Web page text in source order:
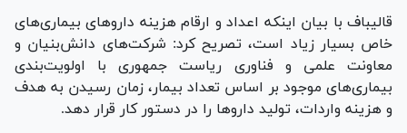
قالیباف با بیان اینکه اعداد و ارقام هزینه دارو‌های بیماری‌های
خاص بسیار زیاد است، تصریح کرد: شرکت‌های دانش‌بنیان و
معاونت علمی و فناوری ریاست جمهوری با اولویت‌بندی
بیماری‌های موجود بر اساس تعداد بیمار، زمان رسیدن به هدف
و هزینه واردات، تولید دارو‌ها را در دستور کار قرار دهد.